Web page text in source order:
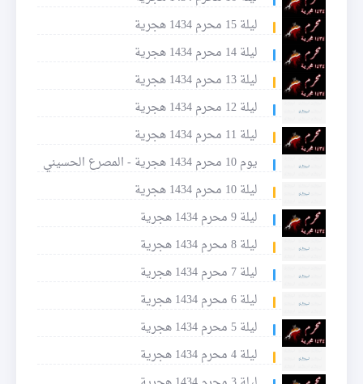
ليلة 15 محرم 1434 هجرية
ليلة 14 محرم 1434 هجرية
ليلة 13 محرم 1434 هجرية
ليلة 12 محرم 1434 هجرية
ليلة 11 محرم 1434 هجرية
يوم 10 محرم 1434 هجرية - المصرع الحسيني
ليلة 10 محرم 1434 هجرية
ليلة 9 محرم 1434 هجرية
ليلة 8 محرم 1434 هجرية
ليلة 7 محرم 1434 هجرية
ليلة 6 محرم 1434 هجرية
ليلة 5 محرم 1434 هجرية
ليلة 4 محرم 1434 هجرية